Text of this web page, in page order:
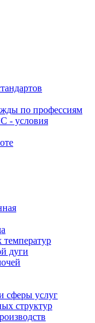
по профессиям
- условия
дуги
сферы услуг
структур